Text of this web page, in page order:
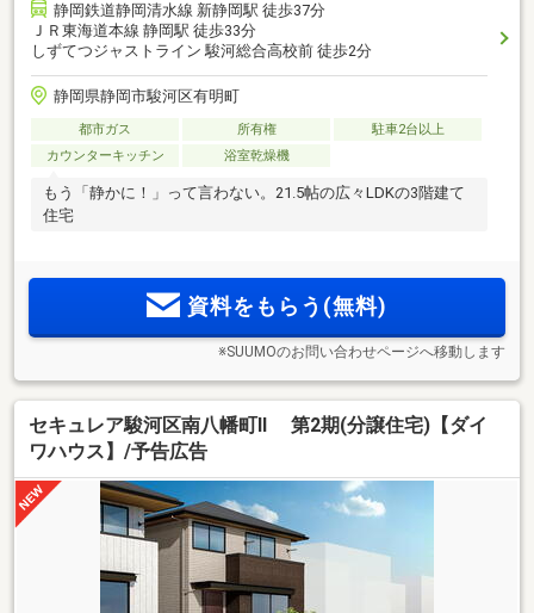
静岡鉄道静岡清水線 新静岡駅 徒歩37分
ＪＲ東海道本線 静岡駅 徒歩33分
しずてつジャストライン 駿河総合高校前 徒歩2分
静岡県静岡市駿河区有明町
都市ガス 所有権
駐車2台以上
カウンターキッチン
浴室乾燥機
もう「静かに！」って言わない。21.5帖の広々LDKの3階建て
住宅
資料をもらう(無料)
※SUUMOのお問い合わせページへ移動します
セキュレア駿河区南八幡町II 第2期(分譲住宅)【ダイ
ワハウス】/予告広告